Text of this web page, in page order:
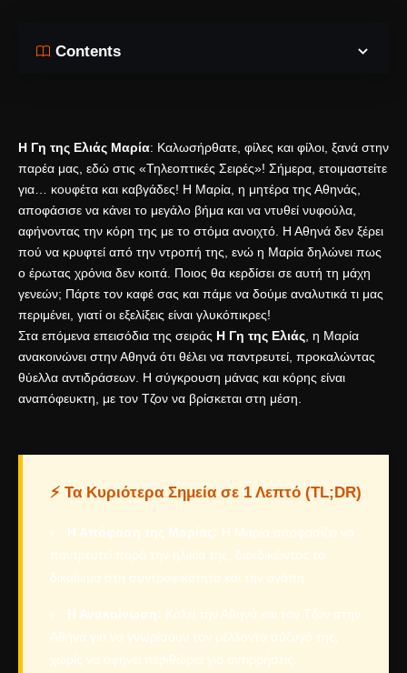
Contents
Η Γη της Ελιάς Μαρία: Καλωσήρθατε, φίλες και φίλοι, ξανά στην
παρέα μας, εδώ στις «Τηλεοπτικές Σειρές»! Σήμερα, ετοιμαστείτε
για… κουφέτα και καβγάδες! Η Μαρία, η μητέρα της Αθηνάς,
αποφάσισε να κάνει το μεγάλο βήμα και να ντυθεί νυφούλα,
αφήνοντας την κόρη της με το στόμα ανοιχτό. Η Αθηνά δεν ξέρει
πού να κρυφτεί από την ντροπή της, ενώ η Μαρία δηλώνει πως
ο έρωτας χρόνια δεν κοιτά. Ποιος θα κερδίσει σε αυτή τη μάχη
γενεών; Πάρτε τον καφέ σας και πάμε να δούμε αναλυτικά τι μας
περιμένει, γιατί οι εξελίξεις είναι γλυκόπικρες!
Στα επόμενα επεισόδια της σειράς Η Γη της Ελιάς, η Μαρία
ανακοινώνει στην Αθηνά ότι θέλει να παντρευτεί, προκαλώντας
θύελλα αντιδράσεων. Η σύγκρουση μάνας και κόρης είναι
αναπόφευκτη, με τον Τζον να βρίσκεται στη μέση.
⚡ Τα Κυριότερα Σημεία σε 1 Λεπτό (TL;DR)
Η Απόφαση της Μαρίας: Η Μαρία αποφασίζει να
παντρευτεί παρά την ηλικία της, διεκδικώντας το
δικαίωμα στη συντροφικότητα και την αγάπη.
Η Ανακοίνωση: Καλεί την Αθηνά και τον Τζον στην
Αθήνα για να γνωρίσουν τον μέλλοντα σύζυγό της,
χωρίς να αφήνει περιθώρια για αντιρρήσεις.